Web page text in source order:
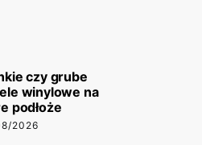
czy grube
winylowe na
podłoże
2026